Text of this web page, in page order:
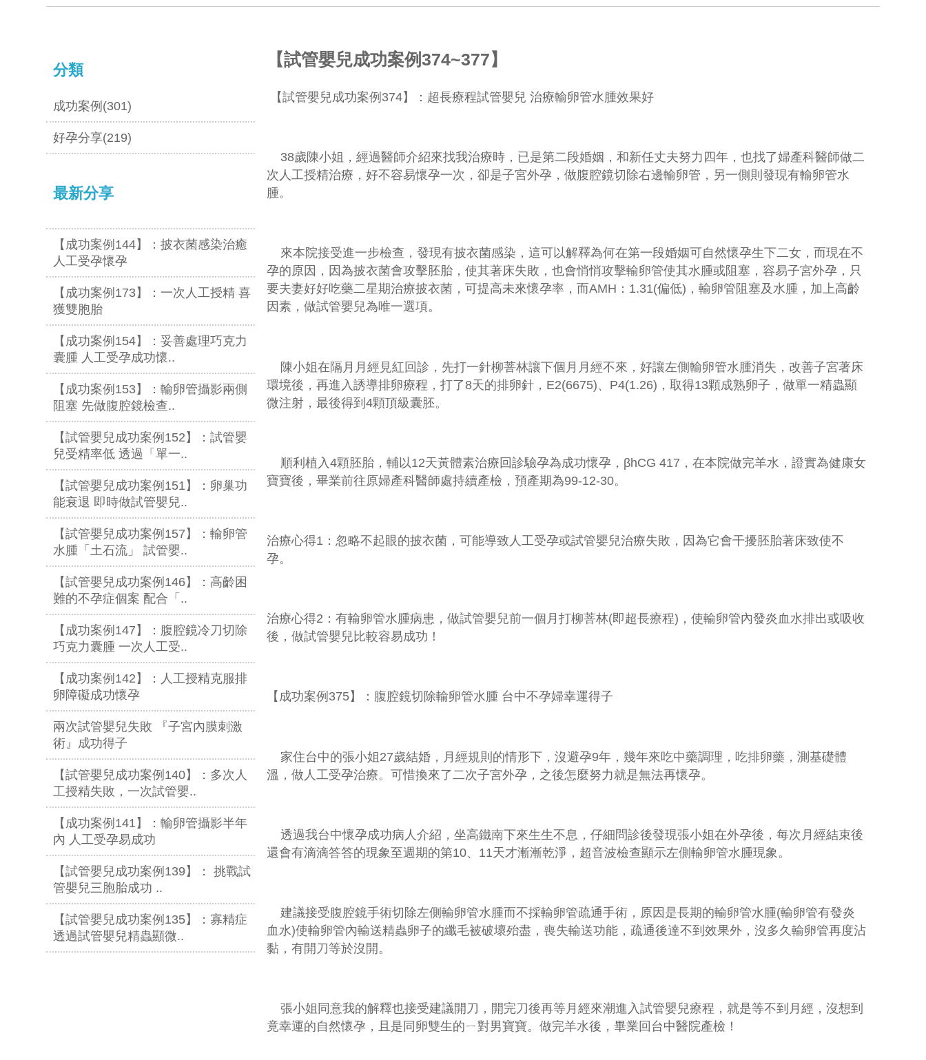
分類
成功案例(301)
好孕分享(219)
最新分享
【成功案例144】：披衣菌感染治癒
人工受孕懷孕
【成功案例173】：一次人工授精 喜
獲雙胞胎
【成功案例154】：妥善處理巧克力
囊腫 人工受孕成功懷..
【成功案例153】：輸卵管攝影兩側
阻塞 先做腹腔鏡檢查..
【試管嬰兒成功案例152】：試管嬰
兒受精率低 透過「單一..
【試管嬰兒成功案例151】：卵巢功
能衰退 即時做試管嬰兒..
【試管嬰兒成功案例157】：輸卵管
水腫「土石流」 試管嬰..
【試管嬰兒成功案例146】：高齡困
難的不孕症個案 配合「..
【成功案例147】：腹腔鏡冷刀切除
巧克力囊腫 一次人工受..
【成功案例142】：人工授精克服排
卵障礙成功懷孕
兩次試管嬰兒失敗 『子宮內膜刺激
術』成功得子
【試管嬰兒成功案例140】：多次人
工授精失敗，一次試管嬰..
【成功案例141】：輸卵管攝影半年
內 人工受孕易成功
【試管嬰兒成功案例139】： 挑戰試
管嬰兒三胞胎成功 ..
【試管嬰兒成功案例135】：寡精症
透過試管嬰兒精蟲顯微..
【試管嬰兒成功案例374~377】
【試管嬰兒成功案例 374】： 超長療程試管嬰兒 治療輸卵管水腫效果好
38歲陳小姐，經過醫師介紹來找我治療時，已是第二段婚姻，和新任丈夫努力四年，也找了婦產科醫師做二
次人工授精治療，好不容易懷孕一次，卻是子宮外孕，做腹腔鏡切除右邊輸卵管，另一側則發現有輸卵管水
腫。
來本院接受進一步檢查，發現有披衣菌感染，這可以解釋為何在第一段婚姻可自然懷孕生下二女，而現在不
孕的原因，因為披衣菌會攻擊胚胎，使其著床失敗，也會悄悄攻擊輸卵管使其水腫或阻塞，容易子宮外孕，只
要夫妻好好吃藥二星期治療披衣菌，可提高未來懷孕率，而AMH ： 1.31(偏低) ，輸卵管阻塞及水腫，加上高齡
因素，做試管嬰兒為唯一選項。
陳小姐在隔月月經見紅回診，先打一針柳菩林讓下個月月經不來，好讓左側輸卵管水腫消失，改善子宮著床
環境後，再進入誘導排卵療程，打了8天的排卵針， E2(6675)、 P4(1.26) ，取得13顆成熟卵子，做單一精蟲顯
微注射，最後得到4顆頂級囊胚。
順利植入4顆胚胎，輔以12天黃體素治療回診驗孕為成功懷孕， βhCG 417 ，在本院做完羊水，證實為健康女
寶寶後，畢業前往原婦產科醫師處持續產檢，預產期為99-12-30。
治療心得1 ：忽略不起眼的披衣菌，可能導致人工受孕或試管嬰兒治療失敗，因為它會干擾胚胎著床致使不
孕。
治療心得2 ：有輸卵管水腫病患，做試管嬰兒前一個月打柳菩林(即超長療程) ，使輸卵管內發炎血水排出或吸收
後，做試管嬰兒比較容易成功！
【成功案例 375】： 腹腔鏡切除輸卵管水腫 台中不孕婦幸運得子
家住台中的張小姐27歲結婚，月經規則的情形下，沒避孕9年，幾年來吃中藥調理，吃排卵藥，測基礎體
溫，做人工受孕治療。可惜換來了二次子宮外孕，之後怎麼努力就是無法再懷孕。
透過我台中懷孕成功病人介紹，坐高鐵南下來生生不息，仔細問診後發現張小姐在外孕後，每次月經結束後
還會有滴滴答答的現象至週期的第10、 11天才漸漸乾淨，超音波檢查顯示左側輸卵管水腫現象。
建議接受腹腔鏡手術切除左側輸卵管水腫而不採輸卵管疏通手術，原因是長期的輸卵管水腫(輸卵管有發炎
血水)使輸卵管內輸送精蟲卵子的纖毛被破壞殆盡，喪失輸送功能，疏通後達不到效果外，沒多久輸卵管再度沾
黏，有開刀等於沒開。
張小姐同意我的解釋也接受建議開刀，開完刀後再等月經來潮進入試管嬰兒療程，就是等不到月經，沒想到
竟幸運的自然懷孕，且是同卵雙生的ㄧ對男寶寶。做完羊水後，畢業回台中醫院產檢！